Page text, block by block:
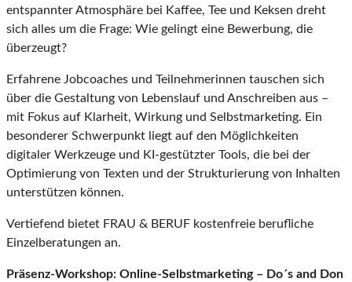
entspannter Atmosphäre bei Kaffee, Tee und Keksen dreht
sich alles um die Frage: Wie gelingt eine Bewerbung, die
überzeugt?
Erfahrene Jobcoaches und Teilnehmerinnen tauschen sich
über die Gestaltung von Lebenslauf und Anschreiben aus –
mit Fokus auf Klarheit, Wirkung und Selbstmarketing. Ein
besonderer Schwerpunkt liegt auf den Möglichkeiten
digitaler Werkzeuge und KI-gestützter Tools, die bei der
Optimierung von Texten und der Strukturierung von Inhalten
unterstützen können.
Vertiefend bietet FRAU & BERUF kostenfreie berufliche
Einzelberatungen an.
Präsenz-Workshop: Online-Selbstmarketing – Do´s and Don